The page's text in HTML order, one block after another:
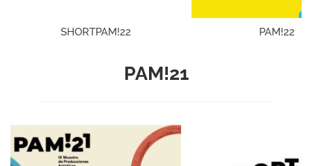
SHORTPAM!22 PAM!22
PAM!21